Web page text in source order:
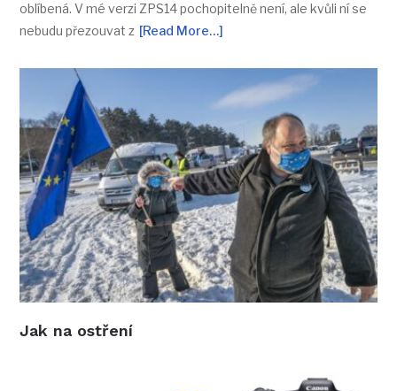
oblíbená. V mé verzi ZPS14 pochopitelně není, ale kvůli ní se
nebudu přezouvat z [Read More…]
Jak na ostření